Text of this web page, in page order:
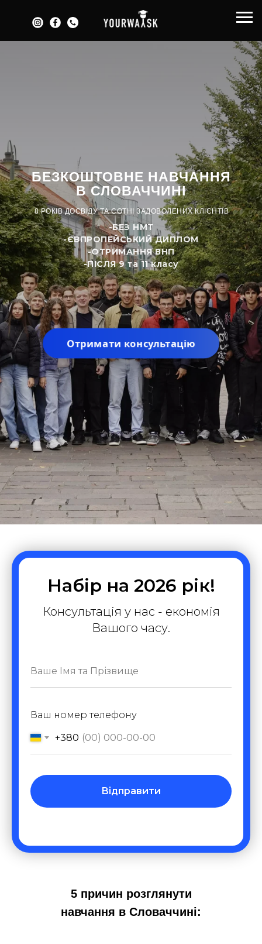
БЕЗКОШТОВНЕ НАВЧАННЯ
В СЛОВАЧЧИНІ
8 РОКІВ ДОСВІДУ ТА СОТНІ ЗАДОВОЛЕНИХ КЛІЄНТІВ
-БЕЗ НМТ
-ЄВПРОПЕЙСЬКИЙ ДИПЛОМ
-ОТРИМАННЯ ВНП
-ПІСЛЯ 9 та 11 класу
Отримати консультацію
Набір на 2026 рік!
Консультація у нас - економія
Вашого часу.
Ваш номер телефону
+380
Відправити
5 причин розглянути
навчання в Словаччині: